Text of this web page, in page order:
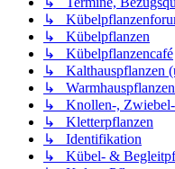
↳
↳ Kübelpflanzen
↳ Kübelpflanzencafé
↳ Kalthauspflanzen
↳
↳ Knollen-, Zwiebel-
↳ Kletterpflanzen
↳ Identifikation
↳ Kübel- &